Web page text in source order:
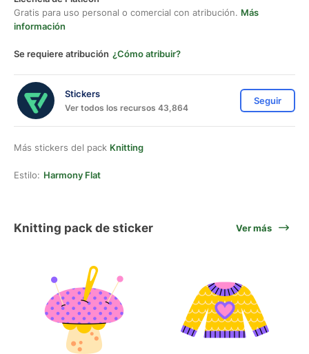
Gratis para uso personal o comercial con atribución. Más
información
Se requiere atribución ¿Cómo atribuir?
Stickers
Ver todos los recursos 43,864
Seguir
Más stickers del pack Knitting
Estilo: Harmony Flat
Knitting pack de sticker Ver más